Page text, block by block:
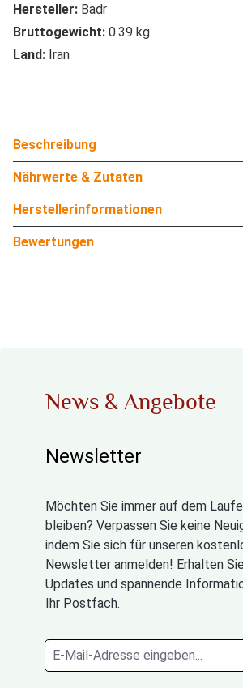
Hersteller: Badr
Bruttogewicht: 0.39 kg
Land: Iran
Beschreibung
Nährwerte & Zutaten
Herstellerinformationen
Bewertungen
News & Angebote
Newsletter
Möchten Sie immer auf dem
bleiben? Verpassen Sie keine
indem Sie sich für unseren
Newsletter anmelden! Erhalten
Updates und spannende
Ihr Postfach.